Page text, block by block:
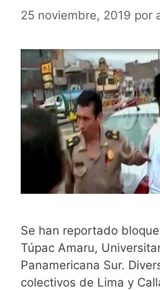
25 noviembre, 2019 por
Se han reportado
Túpac Amaru,
Panamericana Sur.
colectivos de Lima y